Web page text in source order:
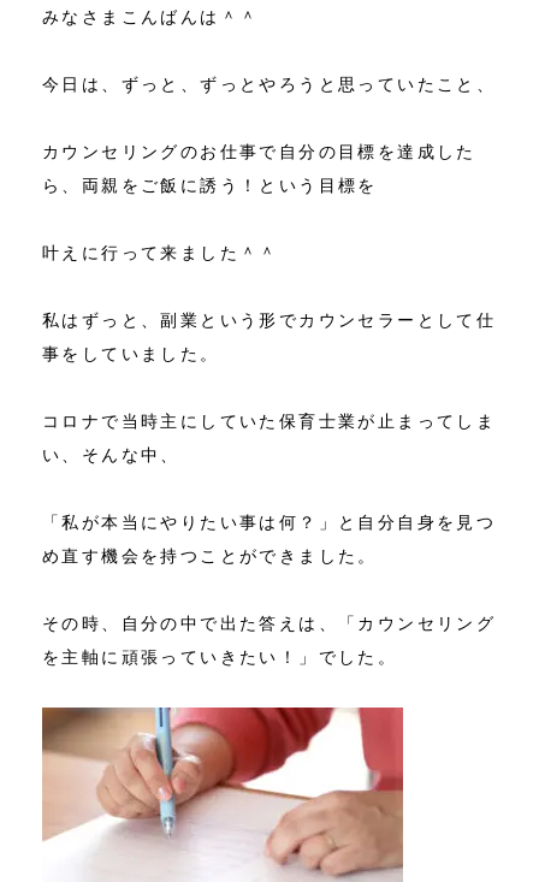
みなさまこんばんは＾＾
今日は、ずっと、ずっとやろうと思っていたこと、
カウンセリングのお仕事で自分の目標を達成した
ら、両親をご飯に誘う！という目標を
叶えに行って来ました＾＾
私はずっと、副業という形でカウンセラーとして仕
事をしていました。
コロナで当時主にしていた保育士業が止まってしま
い、そんな中、
「私が本当にやりたい事は何？」と自分自身を見つ
め直す機会を持つことができました。
その時、自分の中で出た答えは、「カウンセリング
を主軸に頑張っていきたい！」でした。